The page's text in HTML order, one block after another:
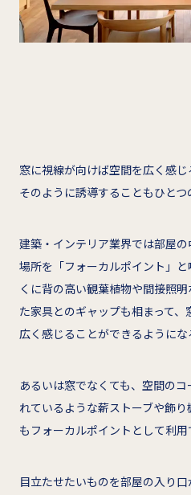
窓に視線が向けば空間を広く感じ
そのように誘導することもひとつ
建築・インテリア業界では部屋
場所を「フォーカルポイント」
くに背の高い観葉植物や間接照
た家具とのギャップも相まって
広く感じることができるようにな
あるいは窓でなくても、空間の
れているような薪ストーブや飾
もフォーカルポイントとして利用
目立たせたいものを部屋の入り